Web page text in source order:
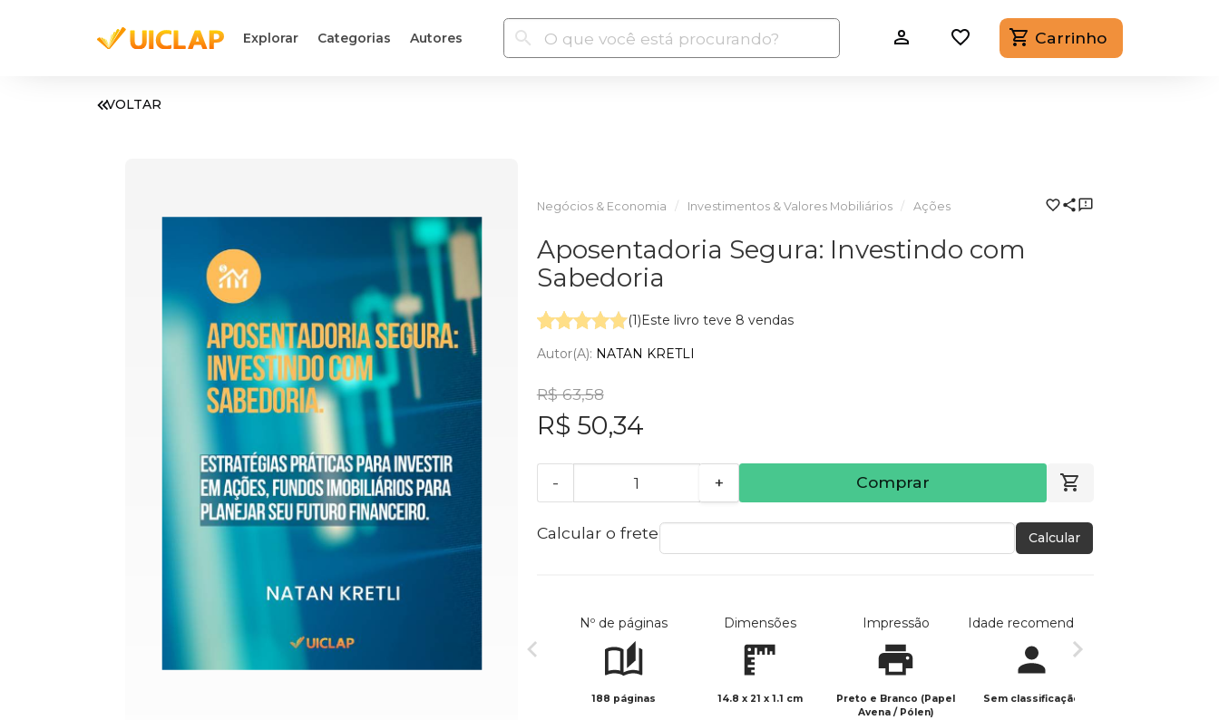
Explorar Categorias Autores Carrinho
VOLTAR
Negócios & Economia Investimentos & Valores Mobiliários Ações
Aposentadoria Segura: Investindo com
Sabedoria
(1)Este livro teve 8 vendas
Autor(a): NATAN KRETLI
R$ 63,58
R$ 50,34
- + Comprar
Calcular o frete Calcular
Nº de páginas
188 páginas
Dimensões
14.8 x 21 x 1.1 cm
Impressão
Preto e Branco (Papel
Avena / Pólen)
Idade recomendada
Sem classificação